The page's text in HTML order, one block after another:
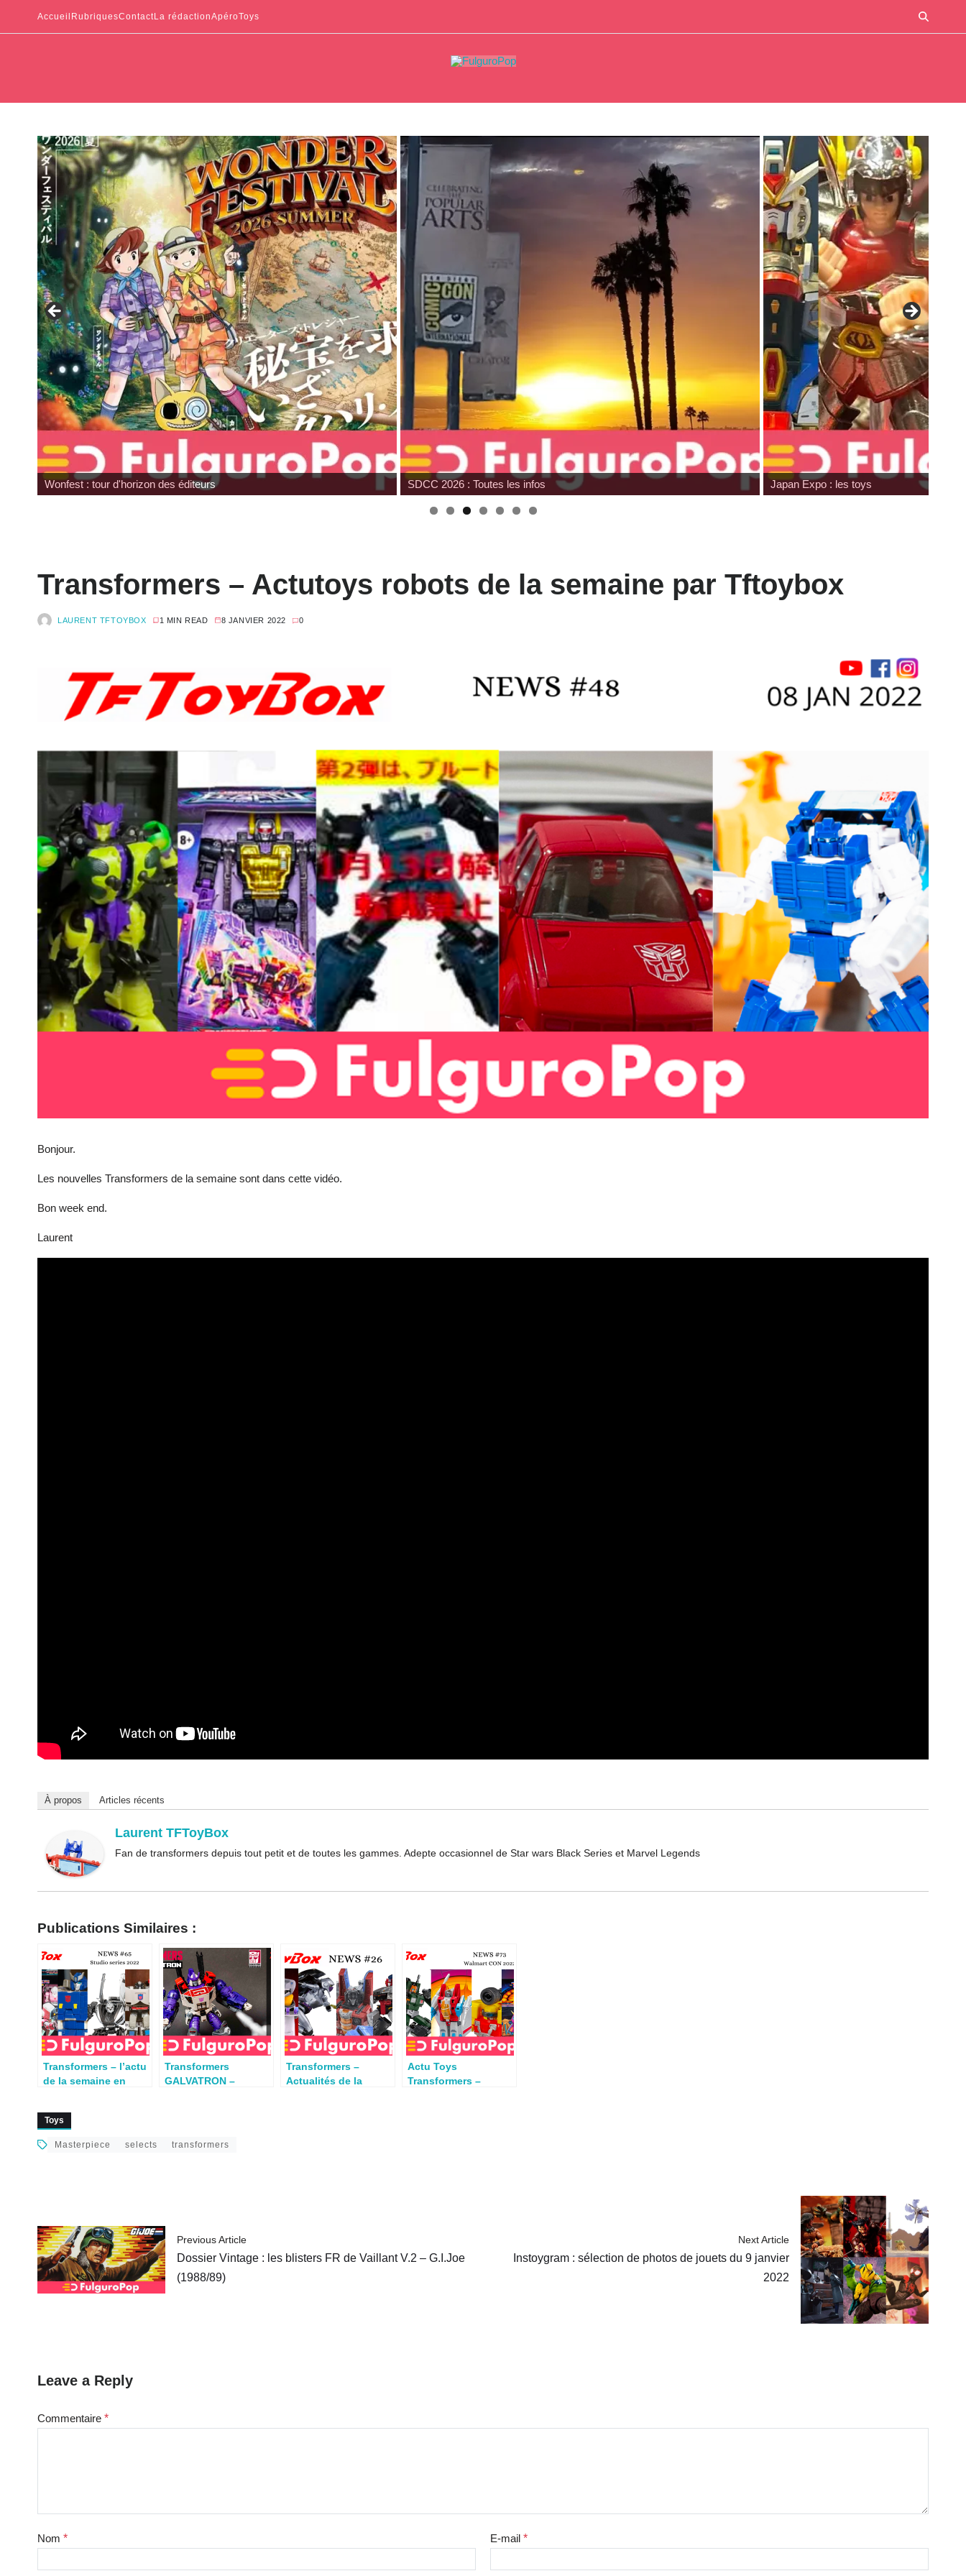
Accueil RubriquesContactLa rédactionApéroToys
Wonfest : tour d'horizon des éditeurs SDCC 2026 : Toutes les infos Japan Expo : les toys
Transformers – Actutoys robots de la semaine par Tftoybox
LAURENT TFTOYBOX 1 MIN READ 8 JANVIER 2022 0
Bonjour.
Les nouvelles Transformers de la semaine sont dans cette vidéo.
Bon week end.
Laurent
À propos Articles récents
Laurent TFToyBox
Fan de transformers depuis tout petit et de toutes les gammes. Adepte occasionnel de Star wars Black Series et Marvel Legends
Publications Similaires :
Transformers – l’actu
de la semaine en
Transformers
GALVATRON –
Transformers –
Actualités de la
Actu Toys
Transformers –
Toys
Masterpiece selects transformers
Previous Article
Dossier Vintage : les blisters FR de Vaillant V.2 – G.I.Joe
(1988/89)
Next Article
Instoygram : sélection de photos de jouets du 9 janvier
2022
Leave a Reply
Commentaire *
Nom * E-mail *